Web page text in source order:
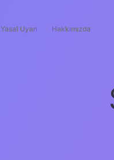
Yasal Uyarı Hakkımızda